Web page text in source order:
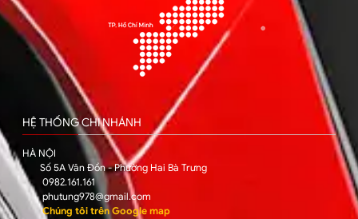
HỆ THỐNG CHI NHÁNH
HÀ NỘI
Số 5A Vân Đồn - Phường Hai Bà Trưng
0982.161.161
phutung978@gmail.com
Chúng tôi trên Google map